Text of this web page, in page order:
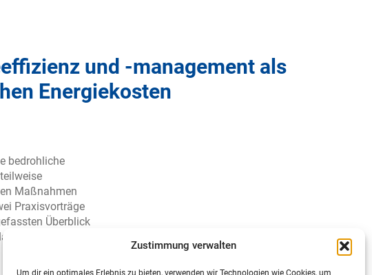
Zustimmung verwalten
Um dir ein optimales Erlebnis zu bieten, verwenden wir Technologien wie Cookies, um
und -management als
Energiekosten
bedrohliche
Maßnahmen
Praxisvorträge
Überblick